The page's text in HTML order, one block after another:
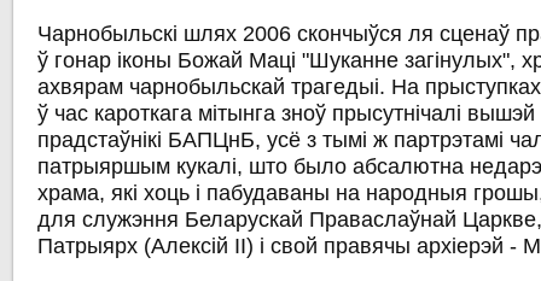
Чарнобыльскі шлях 2006 скончыўся ля сценаў
ў гонар іконы Божай Маці "Шуканне загінулых",
ахвярам чарнобыльскай трагедыі. На
ў час кароткага мітынга зноў прысутнічалі
прадстаўнікі БАПЦнБ, усё з тымі ж партрэтамі
патрыяршым кукалі, што было абсалютна
храма, які хоць і пабудаваны на народныя
для служэння Беларускай Праваслаўнай
Патрыярх (Алексій ІІ) і свой правячы архіерэй -